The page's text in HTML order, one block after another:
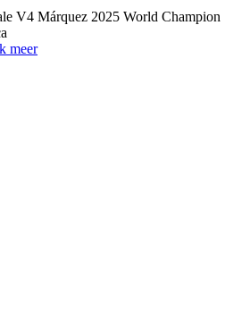
V4 Márquez 2025 World Champion
meer